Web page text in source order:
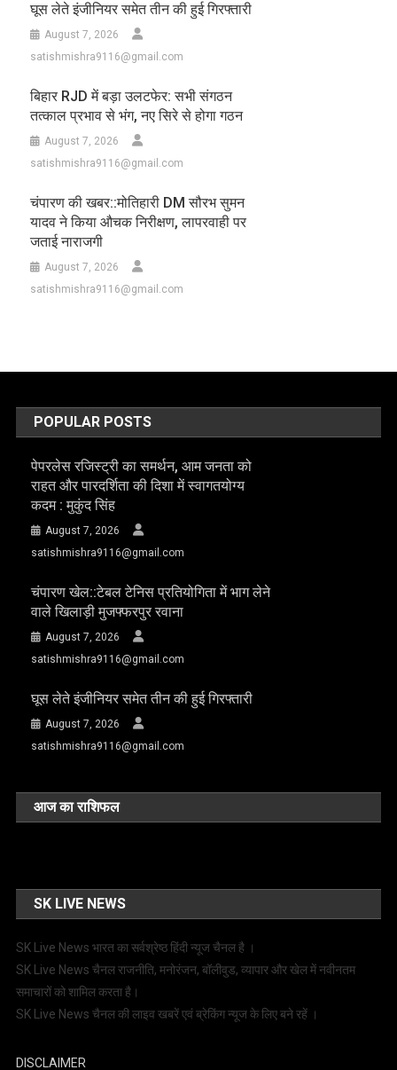
घूस लेते इंजीनियर समेत तीन की हुई गिरफ्तारी
August 7, 2026
satishmishra9116@gmail.com
बिहार RJD में बड़ा उलटफेर: सभी संगठन
तत्काल प्रभाव से भंग, नए सिरे से होगा गठन
August 7, 2026
satishmishra9116@gmail.com
चंपारण की खबर::मोतिहारी DM सौरभ सुमन
यादव ने किया औचक निरीक्षण, लापरवाही पर
जताई नाराजगी
August 7, 2026
satishmishra9116@gmail.com
POPULAR POSTS
पेपरलेस रजिस्ट्री का समर्थन, आम जनता को
राहत और पारदर्शिता की दिशा में स्वागतयोग्य
कदम : मुकुंद सिंह
August 7, 2026
satishmishra9116@gmail.com
चंपारण खेल::टेबल टेनिस प्रतियोगिता में भाग लेने
वाले खिलाड़ी मुजफ्फरपुर रवाना
August 7, 2026
satishmishra9116@gmail.com
घूस लेते इंजीनियर समेत तीन की हुई गिरफ्तारी
August 7, 2026
satishmishra9116@gmail.com
आज का राशिफल
SK LIVE NEWS
SK Live News भारत का सर्वश्रेष्ठ हिंदी न्‍यूज चैनल है ।
SK Live News चैनल राजनीति, मनोरंजन, बॉलीवुड, व्यापार और खेल में नवीनतम
समाचारों को शामिल करता है।
SK Live News चैनल की लाइव खबरें एवं ब्रेकिंग न्यूज के लिए बने रहें ।
DISCLAIMER